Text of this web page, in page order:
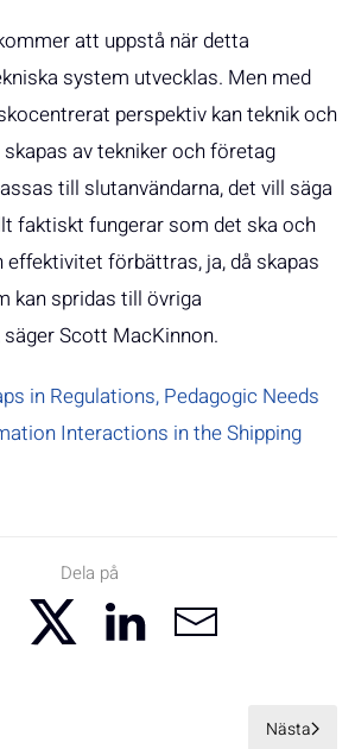
att uppstå när detta
system utvecklas. Men med
perspektiv kan teknik och
av tekniker och företag
till slutanvändarna, det vill säga
faktiskt fungerar som det ska och
effektivitet förbättras, ja, då skapas
kan spridas till övriga
Scott MacKinnon.
in Regulations, Pedagogic Needs
Interactions in the Shipping
Dela på
Nästa